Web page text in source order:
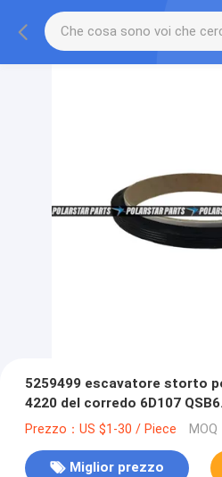
5259499 escavatore storto
4220 del corredo 6D107
guarnizione
Prezzo：US $1-30 / Piece MOQ
Miglior prezzo